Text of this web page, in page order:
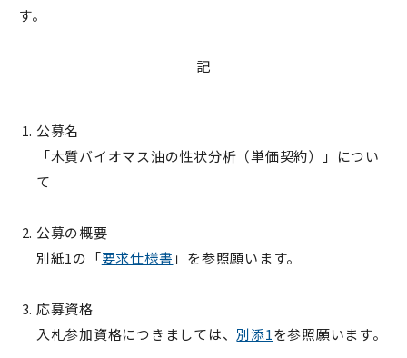
す。
記
公募名
「木質バイオマス油の性状分析（単価契約）」につい
て
公募の概要
別紙1の「要求仕様書 」を参照願います。
応募資格
入札参加資格につきましては、 別添1を参照願います。